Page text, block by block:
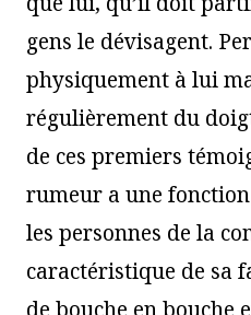
gens le dévisagent.
physiquement à lui
régulièrement du
de ces premiers
rumeur a une
les personnes de la
caractéristique de sa